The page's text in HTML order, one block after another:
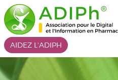
AIDEZ L'ADIPH